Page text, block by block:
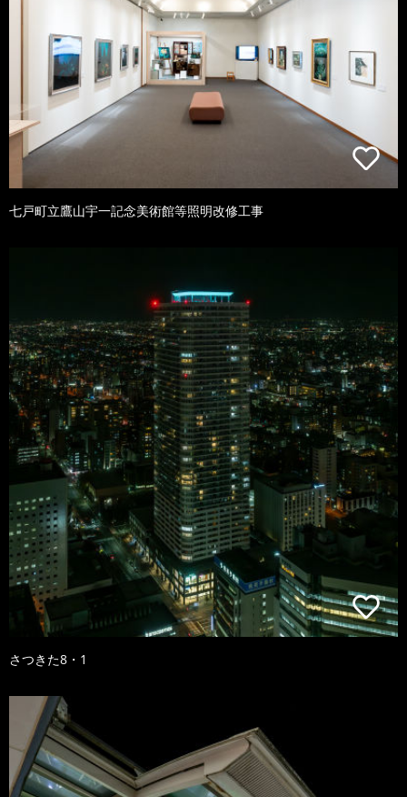
七戸町立鷹山宇一記念美術館等照明改修工事
さつきた8・1